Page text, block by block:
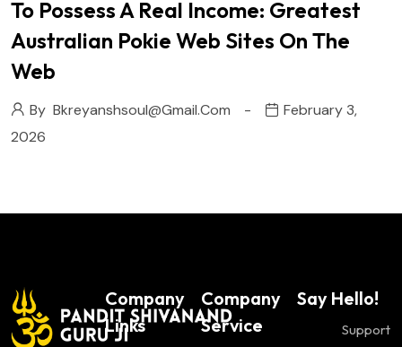
To Possess A Real Income: Greatest
Australian Pokie Web Sites On The
Web
By Bkreyanshsoul@gmail.com
February 3,
2026
Company
Links
Company
Service
Say Hello!
Support